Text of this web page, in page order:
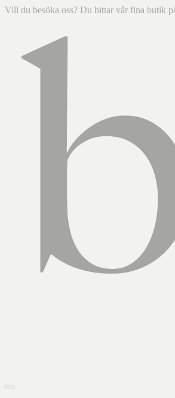
Vill du besöka oss? Du hittar vår fina butik